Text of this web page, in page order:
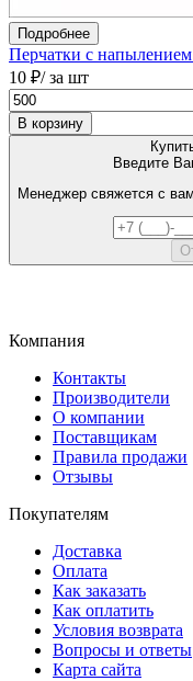
Подробнее
Перчатки с
10 ₽/ за шт
В корзину
Введите
Менеджер свяжется с
Компания
Контакты
Производители
О компании
Поставщикам
Правила продажи
Отзывы
Покупателям
Доставка
Оплата
Как заказать
Как оплатить
Условия возврата
Вопросы и ответы
Карта сайта